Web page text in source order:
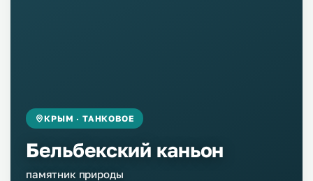
КРЫМ · ТАНКОВОЕ
Бельбекский каньон
памятник природы